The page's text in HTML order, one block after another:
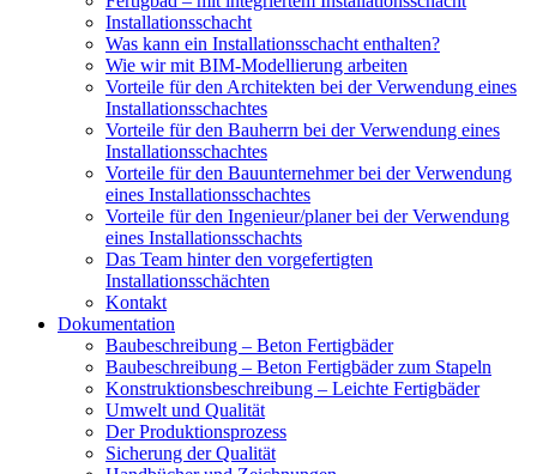
Installationsschacht
Was kann ein Installationsschacht enthalten?
Wie wir mit BIM-Modellierung arbeiten
Vorteile für den Architekten bei der Verwendung eines
Installationsschachtes
Vorteile für den Bauherrn bei der Verwendung eines
Installationsschachtes
Vorteile für den Bauunternehmer bei der Verwendung
eines Installationsschachtes
Vorteile für den Ingenieur/planer bei der Verwendung
eines Installationsschachts
Das Team hinter den vorgefertigten
Installationsschächten
Kontakt
Dokumentation
Baubeschreibung – Beton Fertigbäder
Baubeschreibung – Beton Fertigbäder zum Stapeln
Konstruktionsbeschreibung – Leichte Fertigbäder
Umwelt und Qualität
Der Produktionsprozess
Sicherung der Qualität